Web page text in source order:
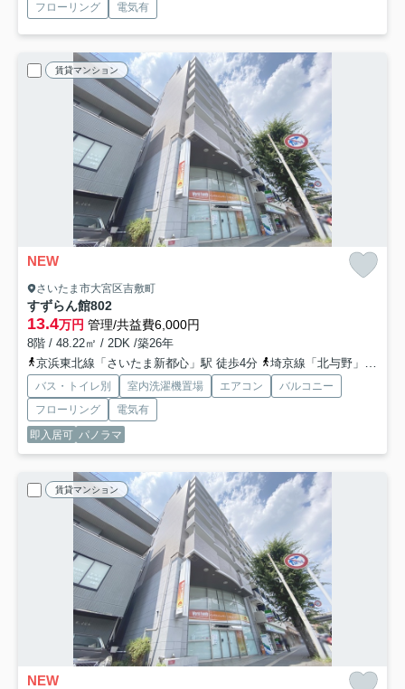
フローリング
電気有
賃貸マンション
NEW
さいたま市大宮区吉敷町
すずらん館802
13.4万円 管理/共益費6,000円
8階 / 48.22㎡ / 2DK /築26年
京浜東北線「さいたま新都心」駅 徒歩4分
埼京線「北与野」駅 徒歩13分
バス・トイレ別 室内洗濯機置場 エアコン
バルコニー
フローリング
電気有
即入居可 パノラマ
賃貸マンション
NEW